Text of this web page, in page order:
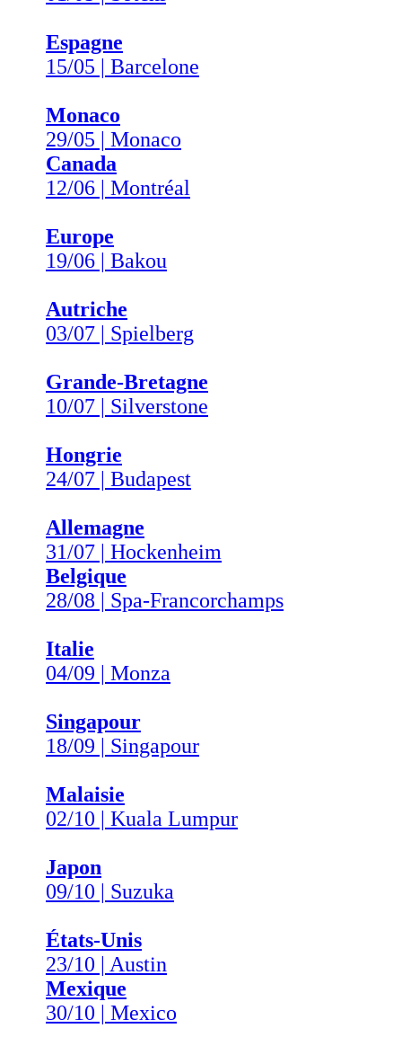
Espagne
15/05 | Barcelone
Monaco
29/05 | Monaco
Canada
12/06 | Montréal
Europe
19/06 | Bakou
Autriche
03/07 | Spielberg
Grande-Bretagne
10/07 | Silverstone
Hongrie
24/07 | Budapest
Allemagne
31/07 | Hockenheim
Belgique
28/08 | Spa-Francorchamps
Italie
04/09 | Monza
Singapour
18/09 | Singapour
Malaisie
02/10 | Kuala Lumpur
Japon
09/10 | Suzuka
États-Unis
23/10 | Austin
Mexique
30/10 | Mexico